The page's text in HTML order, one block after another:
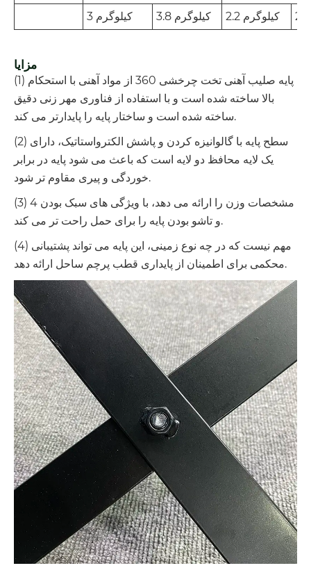
3 کیلوگرم
3.8 کیلوگرم 2.2 کیلوگرم
مزایا
(1) پایه صلیب آهنی تخت چرخشی 360 از مواد آهنی با استحکام
بالا ساخته شده است و با استفاده از فناوری مهر زنی دقیق
ساخته شده است و ساختار پایه را پایدارتر می کند.
(2) سطح پایه با گالوانیزه کردن و پاشش الکترواستاتیک، دارای
یک لایه محافظ دو لایه است که باعث می شود پایه در برابر
خوردگی و پیری مقاوم تر شود.
(3) 4 مشخصات وزن را ارائه می دهد، با ویژگی های سبک بودن
و تاشو بودن پایه را برای حمل راحت تر می کند.
(4) مهم نیست که در چه نوع زمینی، این پایه می تواند پشتیبانی
محکمی برای اطمینان از پایداری قطب پرچم ساحل ارائه دهد.